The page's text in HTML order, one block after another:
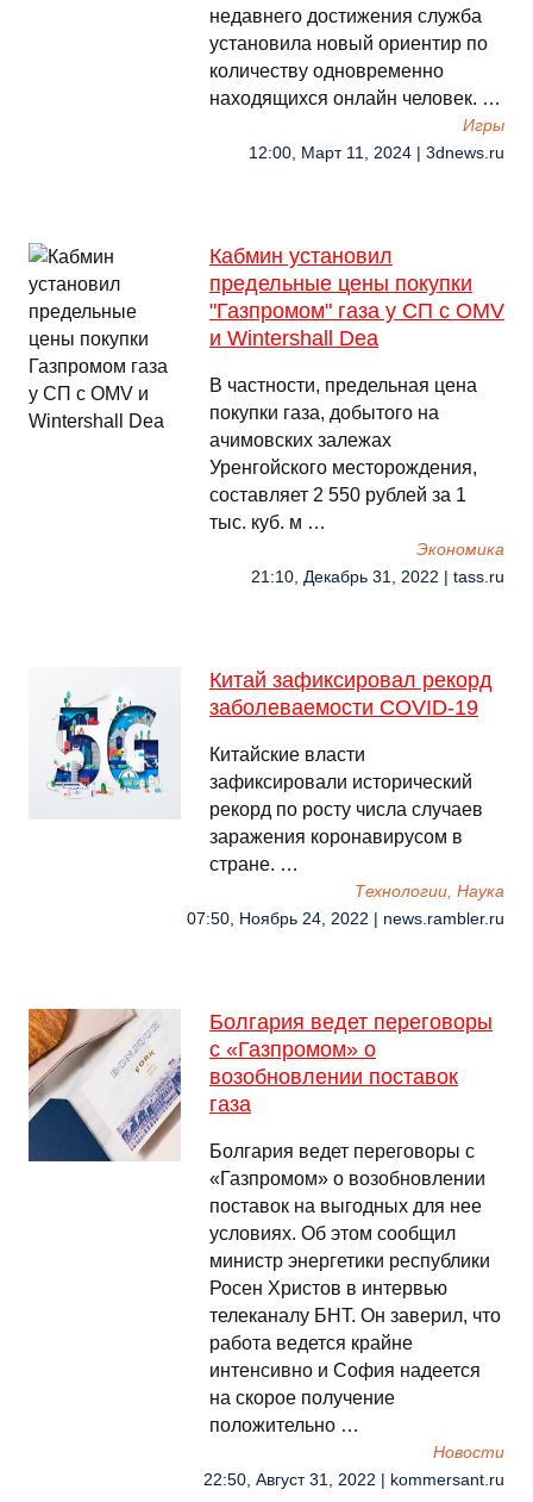
недавнего достижения служба
установила новый ориентир по
количеству одновременно
находящихся онлайн человек. …
Игры
12:00, Март 11, 2024 | 3dnews.ru
Кабмин установил
предельные цены покупки
"Газпромом" газа у СП с OMV
и Wintershall Dea
В частности, предельная цена
покупки газа, добытого на
ачимовских залежах
Уренгойского месторождения,
составляет 2 550 рублей за 1
тыс. куб. м …
Экономика
21:10, Декабрь 31, 2022 | tass.ru
Китай зафиксировал рекорд
заболеваемости COVID-19
Китайские власти
зафиксировали исторический
рекорд по росту числа случаев
заражения коронавирусом в
стране. …
Технологии, Наука
07:50, Ноябрь 24, 2022 | news.rambler.ru
Болгария ведет переговоры
с «Газпромом» о
возобновлении поставок
газа
Болгария ведет переговоры с
«Газпромом» о возобновлении
поставок на выгодных для нее
условиях. Об этом сообщил
министр энергетики республики
Росен Христов в интервью
телеканалу БНТ. Он заверил, что
работа ведется крайне
интенсивно и София надеется
на скорое получение
положительно …
Новости
22:50, Август 31, 2022 | kommersant.ru